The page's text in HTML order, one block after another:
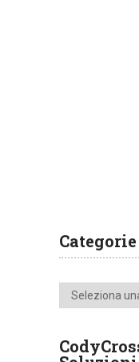
Categorie
Categorie